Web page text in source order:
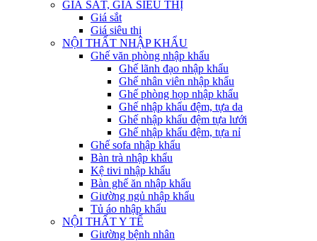
GIÁ SẮT, GIÁ SIÊU THỊ
Giá sắt
Giá siêu thị
NỘI THẤT NHẬP KHẨU
Ghế văn phòng nhập khẩu
Ghế lãnh đạo nhập khẩu
Ghế nhân viên nhập khẩu
Ghế phòng họp nhập khẩu
Ghế nhập khẩu đệm, tựa da
Ghế nhập khẩu đệm tựa lưới
Ghế nhập khẩu đệm, tựa nỉ
Ghế sofa nhập khẩu
Bàn trà nhập khẩu
Kệ tivi nhập khẩu
Bàn ghế ăn nhập khẩu
Giường ngủ nhập khẩu
Tủ áo nhập khẩu
NỘI THẤT Y TẾ
Giường bệnh nhân